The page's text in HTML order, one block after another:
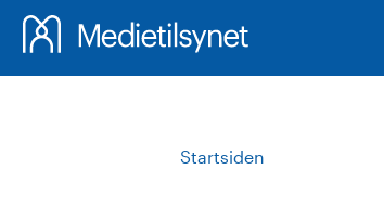
Startsiden